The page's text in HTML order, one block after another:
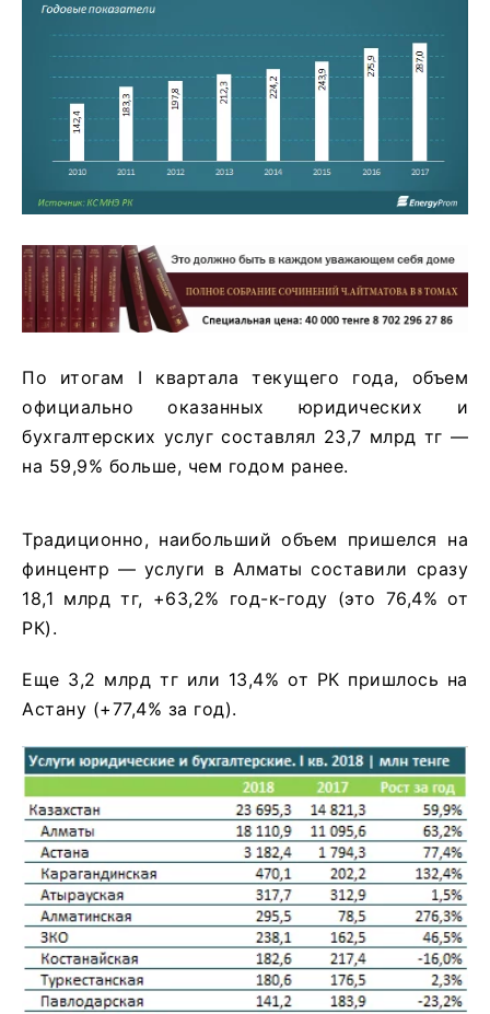
По итогам I квартала текущего года, объем
официально оказанных юридических и
бухгалтерских услуг составлял 23,7 млрд тг —
на 59,9% больше, чем годом ранее.
Традиционно, наибольший объем пришелся на
финцентр — услуги в Алматы составили сразу
18,1 млрд тг, +63,2% год-к-году (это 76,4% от
РК).
Еще 3,2 млрд тг или 13,4% от РК пришлось на
Астану (+77,4% за год).